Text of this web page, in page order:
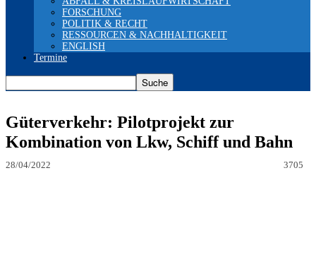
FORSCHUNG
POLITIK & RECHT
RESSOURCEN & NACHHALTIGKEIT
ENGLISH
Termine
Güterverkehr: Pilotprojekt zur
Kombination von Lkw, Schiff und Bahn
28/04/2022 3705